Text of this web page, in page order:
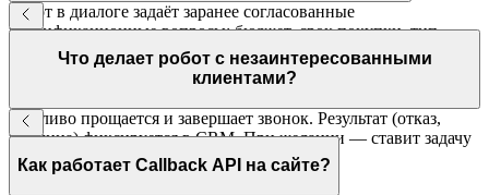
Робот в диалоге задаёт заранее согласованные
квалификационные вопросы: бюджет, срок покупки, тип
объекта, регион и т.д. Ответы фиксируются и вместе с
контактом передаются менеджеру в CRM.
Что делает робот с незаинтересованными
клиентами?
Вежливо прощается и завершает звонок. Результат (отказ,
причина) фиксируется в CRM. При желании — ставит задачу
перезвонить через заданный интервал.
Как работает Callback API на сайте?